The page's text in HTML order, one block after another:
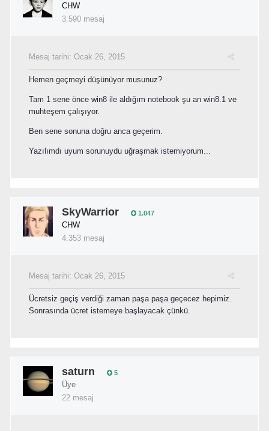
CHW
3.590 mesaj
Mesaj tarihi: Ocak 26, 2015
Hemen geçmeyi düşünüyor musunuz?
Tam 1 sene önce win8 ile aldığım notebook şu an win8.1 ve
muhteşem çalışıyor.
Ben sene sonuna doğru anca geçerim.
Yazılımdı uyum sorunuydu uğraşmak istemiyorum...
SkyWarrior 1.047
CHW
4.353 mesaj
Mesaj tarihi: Ocak 26, 2015
Ücretsiz geçiş verdiği zaman paşa paşa geçecez hepimiz.
Sonrasında ücret istemeye başlayacak çünkü.
saturn 5
Üye
22 mesaj